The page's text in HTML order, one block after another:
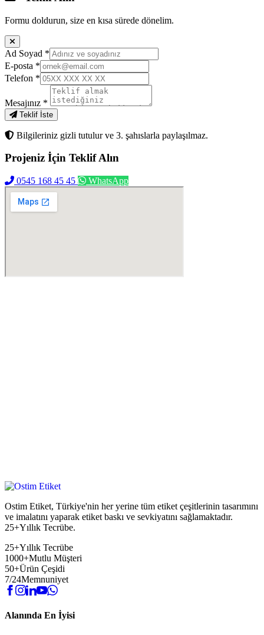
Formu doldurun, size en kısa sürede dönelim.
Ad Soyad *
E-posta *
Telefon *
Mesajınız *
Teklif İste
Bilgileriniz gizli tutulur ve 3. şahıslarla paylaşılmaz.
Projeniz İçin Teklif Alın
0545 168 45 45 WhatsApp
Ostim Etiket, Türkiye'nin her yerine tüm etiket çeşitlerinin tasarımını
ve imalatını yaparak etiket baskı ve sevkiyatını sağlamaktadır.
25+Yıllık Tecrübe.
25+Yıllık Tecrübe
1000+Mutlu Müşteri
50+Ürün Çeşidi
7/24Memnuniyet
Alanında En İyisi